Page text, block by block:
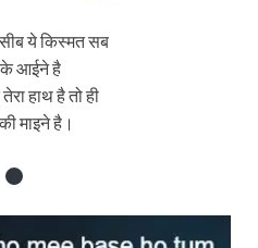
ये किस्मत सब
आईने है
हाथ है तो ही
माइने है।